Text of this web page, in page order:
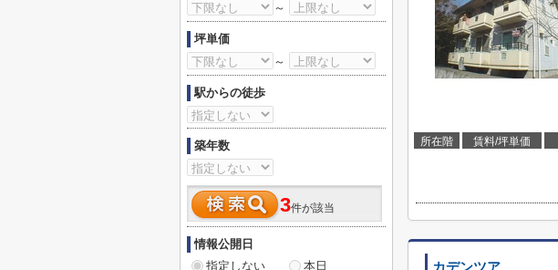
所在階 賃料/坪単価
～
坪単価
～
駅からの徒歩
築年数
3件が該当
情報公開日
指定しない
本日